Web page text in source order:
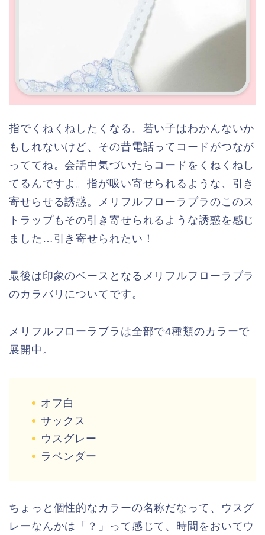
指でくねくねしたくなる。若い子はわかんないか
もしれないけど、その昔電話ってコードがつなが
っててね。会話中気づいたらコードをくねくねし
てるんですよ。指が吸い寄せられるような、引き
寄せらせる誘惑。メリフルフローラブラのこのス
トラップもその引き寄せられるような誘惑を感じ
ました…引き寄せられたい！
最後は印象のベースとなるメリフルフローラブラ
のカラバリについてです。
メリフルフローラブラは全部で4種類のカラーで
展開中。
オフ白
サックス
ウスグレー
ラベンダー
ちょっと個性的なカラーの名称だなって、ウスグ
レーなんかは「？」って感じて、時間をおいてウ